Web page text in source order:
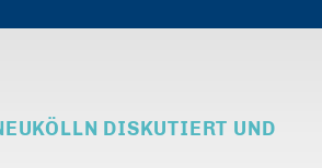
DISKUTIERT UND